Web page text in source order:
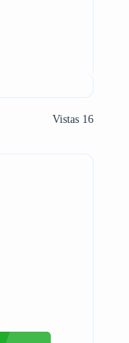
Vistas 16